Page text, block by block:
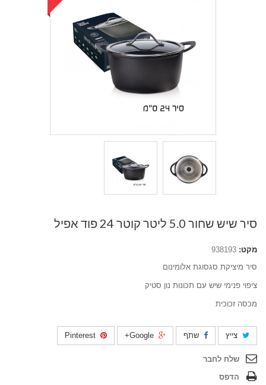
סיר שיש שחור 5.0 ליטר קוטר 24 פוד אפיל
מקט: 938193
סיר מיציקת סגסוגת אלומינום
ציפוי פנימי שיש עם תכונות נון סטיק
מכסה זכוכית
צייץ שתף
שלח לחבר
הדפס